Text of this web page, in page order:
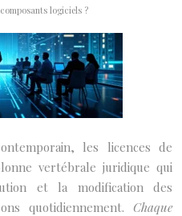
logiciels ?
les licences de
vertébrale juridique qui
et la modification des
quotidiennement. Chaque